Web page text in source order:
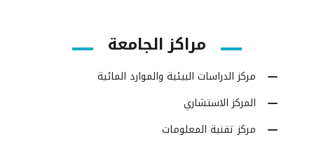
مراكز الجامعة
مركز الدراسات البيئية والموارد المائية
المركز الاستشاري
مركز تقنية المعلومات